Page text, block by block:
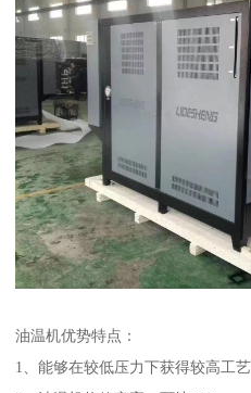
油温机优势特点：
1、能够在较低压力下获得较高工艺